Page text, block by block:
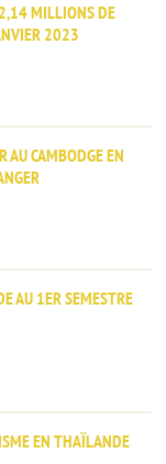
MILLIONS DE
2023
AU CAMBODGE EN
AU 1ER SEMESTRE
EN THAÏLANDE